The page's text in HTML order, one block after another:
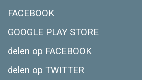
FACEBOOK
GOOGLE PLAY STORE
delen op FACEBOOK
delen op TWITTER